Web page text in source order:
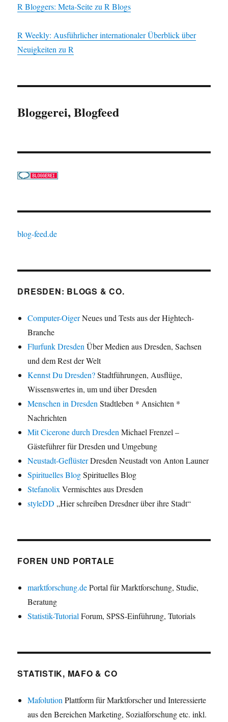
R Bloggers: Meta-Seite zu R Blogs
R Weekly: Ausführlicher internationaler Überblick über
Neuigkeiten zu R
Bloggerei, Blogfeed
blog-feed.de
DRESDEN: BLOGS & CO.
Computer-OigerNeues und Tests aus der Hightech-
Branche
Flurfunk Dresden Über Medien aus Dresden, Sachsen
und dem Rest der Welt
Kennst Du Dresden?Stadtführungen, Ausflüge,
Wissenswertes in, um und über Dresden
Menschen in Dresden Stadtleben * Ansichten *
Nachrichten
Mit Cicerone durch Dresden Michael Frenzel –
Gästeführer für Dresden und Umgebung
Neustadt-GeflüsterDresden Neustadt von Anton Launer
Spirituelles BlogSpirituelles Blog
Stefanolix Vermischtes aus Dresden
styleDD „Hier schreiben Dresdner über ihre Stadt“
FOREN UND PORTALE
marktforschung.dePortal für Marktforschung, Studie,
Beratung
Statistik-Tutorial Forum, SPSS-Einführung, Tutorials
STATISTIK, MAFO & CO
Mafolution Plattform für Marktforscher und Interessierte
aus den Bereichen Marketing, Sozialforschung etc. inkl.